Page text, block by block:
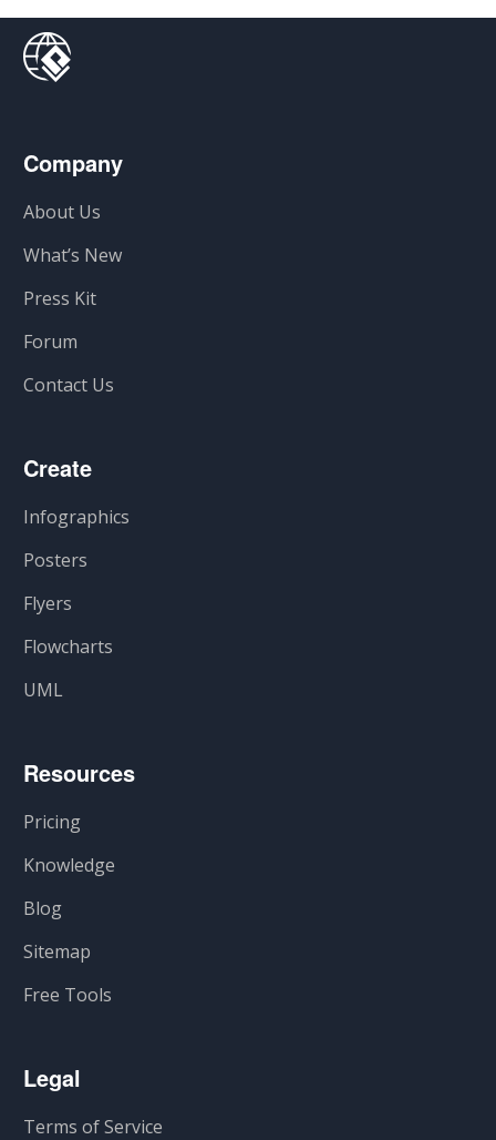
Company
About Us
What’s New
Press Kit
Forum
Contact Us
Create
Infographics
Posters
Flyers
Flowcharts
UML
Resources
Pricing
Knowledge
Blog
Sitemap
Free Tools
Legal
Terms of Service